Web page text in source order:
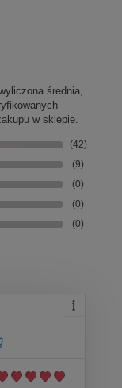
średnia,
w sklepie.
(42)
(9)
(0)
(0)
(0)